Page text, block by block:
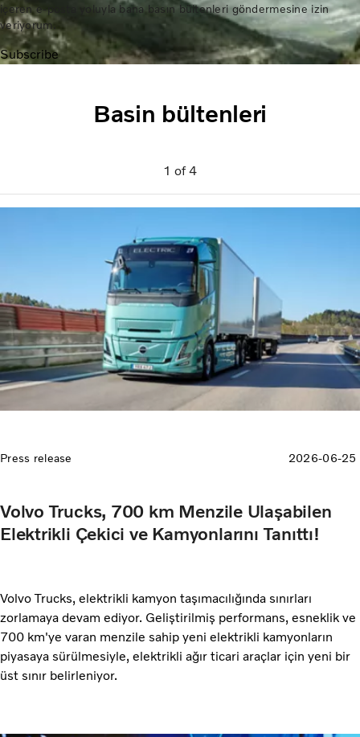
içeren e-posta yoluyla bana basın bültenleri göndermesine izin
veriyorum.
Subscribe
Basin bültenleri
1 of4
Press release 2026-06-25
Volvo Trucks, 700 km Menzile Ulaşabilen
Elektrikli Çekici ve Kamyonlarını Tanıttı!
Volvo Trucks, elektrikli kamyon taşımacılığında sınırları
zorlamaya devam ediyor. Geliştirilmiş performans, esneklik ve
700 km'ye varan menzile sahip yeni elektrikli kamyonların
piyasaya sürülmesiyle, elektrikli ağır ticari araçlar için yeni bir
üst sınır belirleniyor.